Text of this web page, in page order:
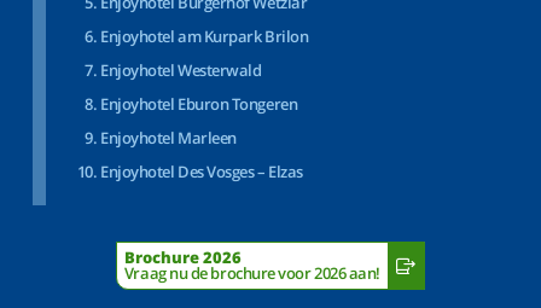
Enjoyhotel am Kurpark Brilon
Enjoyhotel Westerwald
Enjoyhotel Eburon Tongeren
Enjoyhotel Marleen
Enjoyhotel Des Vosges – Elzas
Brochure 2026
Vraag nu de brochure voor 2026 aan!